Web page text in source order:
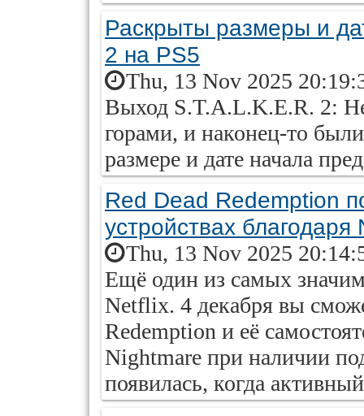
Раскрыты размеры и
2 на PS5
Thu, 13 Nov 2025
Выход S.T.A.L.K.E.R. 2:
горами, и наконец-то
размере и дате начала
Red Dead Redemption
устройствах благодаря
Thu, 13 Nov 2025
Ещё один из самых
Netflix. 4 декабря вы
Redemption и её
Nightmare при наличии
появилась, когда